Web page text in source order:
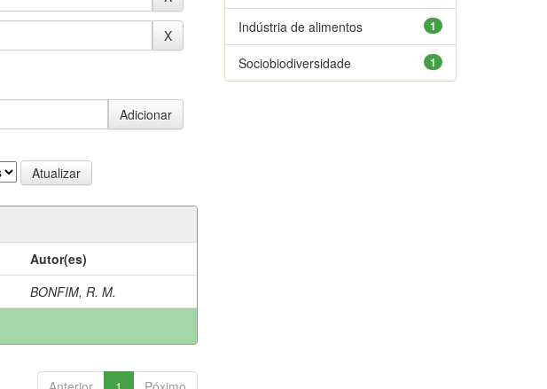
Autor(es)
BONFIM, R. M.
1
Indústria de alimentos
1
Sociobiodiversidade